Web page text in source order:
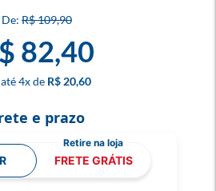
R$ 109,90
82,40
4x R$ 20,60
e prazo
FRETE GRÁTIS